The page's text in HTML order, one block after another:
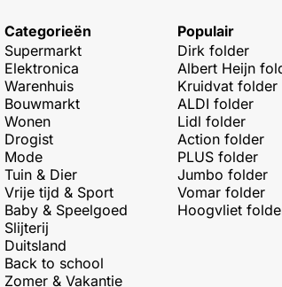
Categorieën
Supermarkt
Elektronica
Warenhuis
Bouwmarkt
Wonen
Drogist
Mode
Tuin & Dier
Vrije tijd & Sport
Baby & Speelgoed
Slijterij
Duitsland
Back to school
Zomer & Vakantie
Populair
Dirk folder
Albert Heijn
Kruidvat folder
ALDI folder
Lidl folder
Action folder
PLUS folder
Jumbo folder
Vomar folder
Hoogvliet